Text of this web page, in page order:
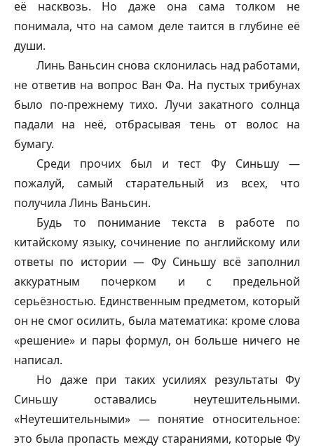
её насквозь. Но даже она сама толком не
понимала, что на самом деле таится в глубине её
души.
Линь Ваньсин снова склонилась над работами,
не ответив на вопрос Ван Фа. На пустых трибунах
было по-прежнему тихо. Лучи закатного солнца
падали на неё, отбрасывая тень от волос на
бумагу.
Среди прочих был и тест Фу Синьшу —
пожалуй, самый старательный из всех, что
получила Линь Ваньсин.
Будь то понимание текста в работе по
китайскому языку, сочинение по английскому или
ответы по истории — Фу Синьшу всё заполнил
аккуратным почерком и с предельной
серьёзностью. Единственным предметом, который
он не смог осилить, была математика: кроме слова
«решение» и пары формул, он больше ничего не
написал.
Но даже при таких усилиях результаты Фу
Синьшу оставались неутешительными.
«Неутешительными» — понятие относительное:
это была пропасть между стараниями, которые Фу